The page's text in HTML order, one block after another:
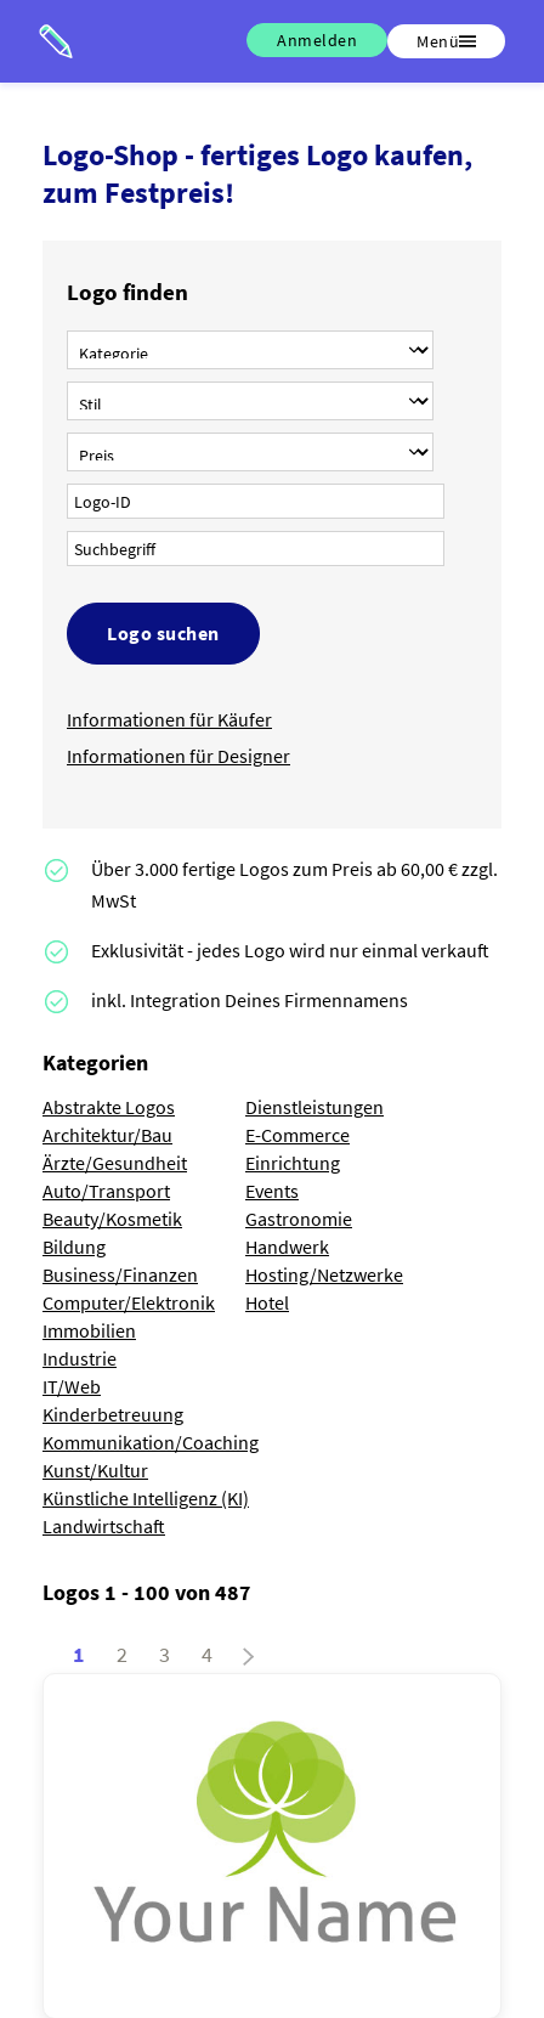
Anmelden Menü
Logo-Shop - fertiges Logo kaufen,
zum Festpreis!
Logo finden
Logo suchen
Informationen für Käufer
Informationen für Designer
Über 3.000 fertige Logos zum Preis ab 60,00 € zzgl.
MwSt
Exklusivität - jedes Logo wird nur einmal verkauft
inkl. Integration Deines Firmennamens
Kategorien
Abstrakte Logos
Architektur/Bau
Ärzte/Gesundheit
Auto/Transport
Beauty/Kosmetik
Bildung
Business/Finanzen
Computer/Elektronik
Dienstleistungen
E-Commerce
Einrichtung
Events
Gastronomie
Handwerk
Hosting/Netzwerke
Hotel
Immobilien
Industrie
IT/Web
Kinderbetreuung
Kommunikation/Coaching
Kunst/Kultur
Künstliche Intelligenz (KI)
Landwirtschaft
Logos 1 - 100 von 487
1 2 3 4